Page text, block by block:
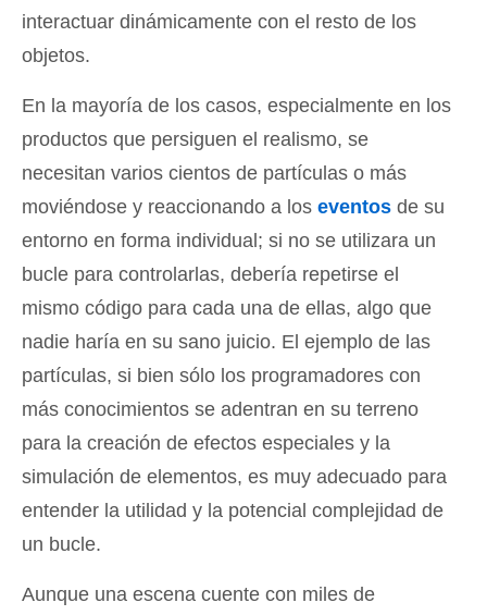
interactuar dinámicamente con el resto de los
objetos.
En la mayoría de los casos, especialmente en los
productos que persiguen el realismo, se
necesitan varios cientos de partículas o más
moviéndose y reaccionando a los eventos de su
entorno en forma individual; si no se utilizara un
bucle para controlarlas, debería repetirse el
mismo código para cada una de ellas, algo que
nadie haría en su sano juicio. El ejemplo de las
partículas, si bien sólo los programadores con
más conocimientos se adentran en su terreno
para la creación de efectos especiales y la
simulación de elementos, es muy adecuado para
entender la utilidad y la potencial complejidad de
un bucle.
Aunque una escena cuente con miles de